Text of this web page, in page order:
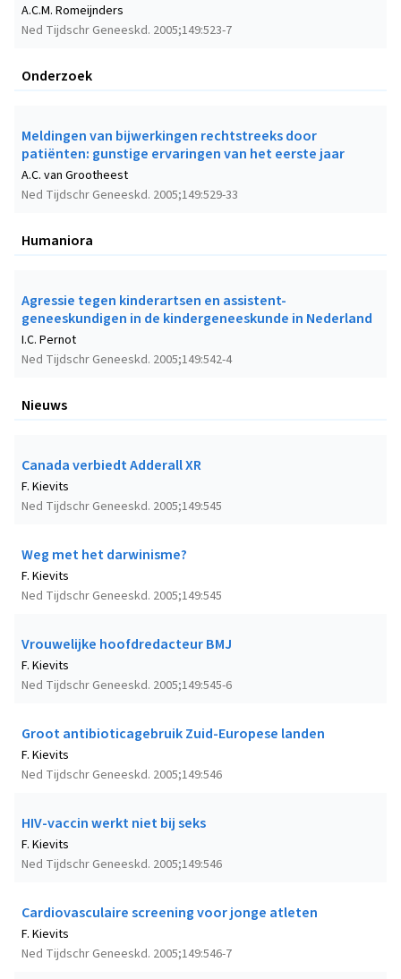
Ned Tijdschr Geneeskd. 2005;149:523-7
A.C.M. Romeijnders
Onderzoek
Meldingen van bijwerkingen rechtstreeks door
patiënten: gunstige ervaringen van het eerste jaar
Ned Tijdschr Geneeskd. 2005;149:529-33
A.C. van Grootheest
Humaniora
Agressie tegen kinderartsen en assistent-
geneeskundigen in de kindergeneeskunde in Nederland
Ned Tijdschr Geneeskd. 2005;149:542-4
I.C. Pernot
Nieuws
Canada verbiedt Adderall XR
Ned Tijdschr Geneeskd. 2005;149:545
F. Kievits
Weg met het darwinisme?
Ned Tijdschr Geneeskd. 2005;149:545
F. Kievits
Vrouwelijke hoofdredacteur BMJ
Ned Tijdschr Geneeskd. 2005;149:545-6
F. Kievits
Groot antibioticagebruik Zuid-Europese landen
Ned Tijdschr Geneeskd. 2005;149:546
F. Kievits
HIV-vaccin werkt niet bij seks
Ned Tijdschr Geneeskd. 2005;149:546
F. Kievits
Cardiovasculaire screening voor jonge atleten
Ned Tijdschr Geneeskd. 2005;149:546-7
F. Kievits